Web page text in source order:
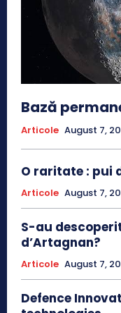
Bază
Articole August 7,
O raritate : pui
Articole August 7,
S-au
d’Artagnan?
Articole August 7,
Defence